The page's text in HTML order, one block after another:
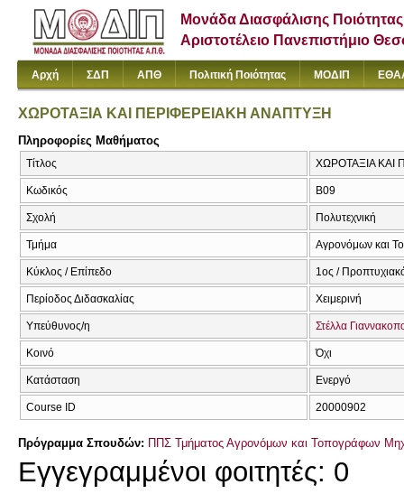
Μονάδα Διασφάλισης Ποιότητας
Αριστοτέλειο Πανεπιστήμιο
Αρχή ΣΔΠ ΑΠΘ Πολιτική Ποιότητας ΜΟΔΙΠ
ΧΩΡΟΤΑΞΙΑ ΚΑΙ ΠΕΡΙΦΕΡΕΙΑΚΗ ΑΝΑΠΤΥΞΗ
Πληροφορίες Μαθήματος
Τίτλος ΧΩΡΟΤΑΞΙΑ ΚΑΙ
Κωδικός Β09
Σχολή Πολυτεχνική
Τμήμα Αγρονόμων και
Κύκλος / Επίπεδο 1ος /
Περίοδος Διδασκαλίας Χειμερινή
Υπεύθυνος/η Στέλλα
Κοινό Όχι
Κατάσταση Ενεργό
Course ID 20000902
Πρόγραμμα Σπουδών: ΠΠΣ Τμήματος Αγρονόμων και Τοπογράφων
Εγγεγραμμένοι φοιτητές: 0